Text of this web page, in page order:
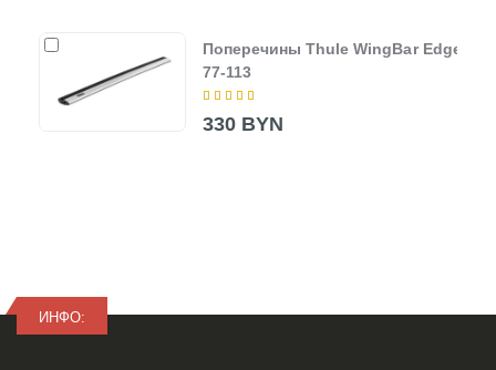
Поперечины Thule WingBar Edge
77-113
330 BYN
ИНФО: